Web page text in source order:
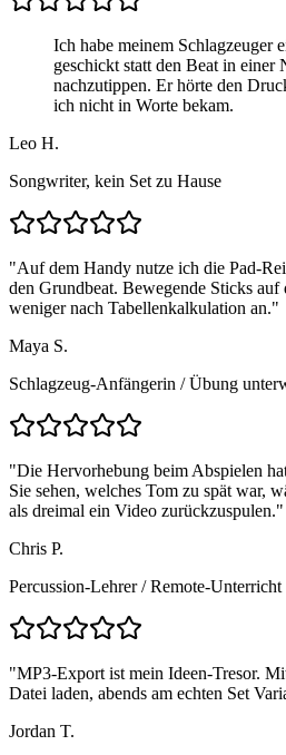
Ich habe meinem Schlagzeuger
geschickt statt den Beat in einer
nachzutippen. Er hörte den
ich nicht in Worte bekam.
Leo H.
Songwriter, kein Set zu Hause
"Auf dem Handy nutze ich die Pad-
den Grundbeat. Bewegende Sticks auf
weniger nach Tabellenkalkulation an."
Maya S.
Schlagzeug-Anfängerin /Übung
"Die Hervorhebung beim Abspielen
Sie sehen, welches Tom zu spät war,
als dreimal ein Video zurückzuspulen."
Chris P.
Percussion-Lehrer/Remote-Unterricht
"MP3-Export ist mein Ideen-Tresor.
Datei laden, abends am echten Set
Jordan T.